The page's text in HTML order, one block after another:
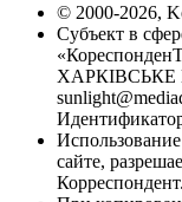
© 2000-2026,
Субъект в
ХАРКІВСЬКЕ
сайте,